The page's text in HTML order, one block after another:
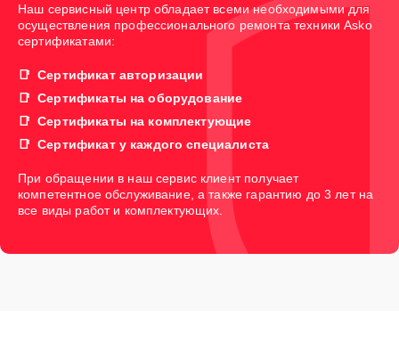
Наш сервисный центр обладает всеми необходимыми для
осуществления профессионального ремонта техники Asko
сертификатами:
Сертификат авторизации
Сертификаты на оборудование
Сертификаты на комплектующие
Сертификат у каждого специалиста
При обращении в наш сервис клиент получает
компетентное обслуживание, а также гарантию до 3 лет на
все виды работ и комплектующих.